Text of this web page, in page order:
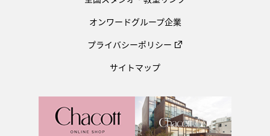
オンワードグループ企業
プライバシーポリシー
サイトマップ